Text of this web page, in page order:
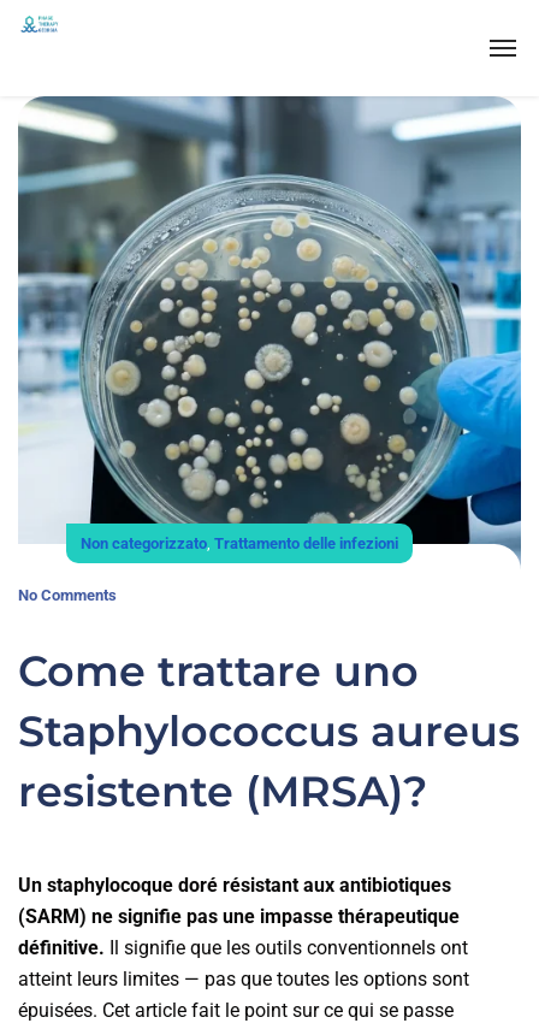
Non categorizzato, Trattamento delle infezioni
No Comments
Come trattare uno
Staphylococcus aureus
resistente (MRSA)?
Un staphylocoque doré résistant aux antibiotiques
(SARM) ne signifie pas une impasse thérapeutique
définitive. Il signifie que les outils conventionnels ont
atteint leurs limites — pas que toutes les options sont
épuisées. Cet article fait le point sur ce qui se passe